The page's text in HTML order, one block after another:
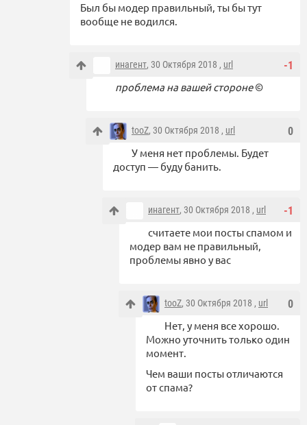
Был бы модер правильный, ты бы тут
вообще не водился.
-1
инагент, 30 Октября 2018 , url
проблема на вашей стороне©
0
tooZ, 30 Октября 2018 , url
У меня нет проблемы. Будет
доступ — буду банить.
-1
инагент, 30 Октября 2018 , url
считаете мои посты спамом и
модер вам не правильный,
проблемы явно у вас
0
tooZ, 30 Октября 2018 , url
Нет, у меня все хорошо.
Можно уточнить только один
момент.
Чем ваши посты отличаются
от спама?